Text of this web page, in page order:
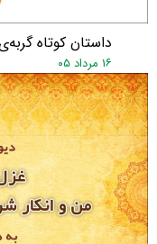
داستان کوتاه
۱۶ مرداد ۰۵